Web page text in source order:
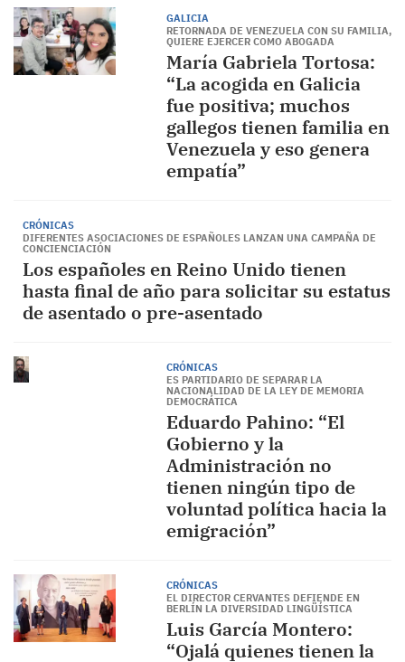
GALICIA
RETORNADA DE VENEZUELA CON SU FAMILIA,
QUIERE EJERCER COMO ABOGADA
María Gabriela Tortosa:
“La acogida en Galicia
fue positiva; muchos
gallegos tienen familia en
Venezuela y eso genera
empatía”
CRÓNICAS
DIFERENTES ASOCIACIONES DE ESPAÑOLES LANZAN UNA CAMPAÑA DE
CONCIENCIACIÓN
Los españoles en Reino Unido tienen
hasta final de año para solicitar su estatus
de asentado o pre-asentado
CRÓNICAS
ES PARTIDARIO DE SEPARAR LA
NACIONALIDAD DE LA LEY DE MEMORIA
DEMOCRÁTICA
Eduardo Pahino: “El
Gobierno y la
Administración no
tienen ningún tipo de
voluntad política hacia la
emigración”
CRÓNICAS
EL DIRECTOR CERVANTES DEFIENDE EN
BERLÍN LA DIVERSIDAD LINGÜÍSTICA
Luis García Montero:
“Ojalá quienes tienen la